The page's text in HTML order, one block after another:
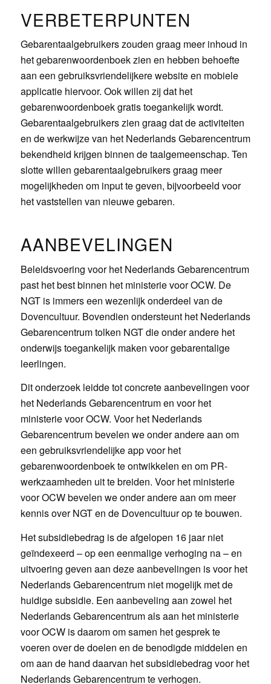
VERBETERPUNTEN
Gebarentaalgebruikers zouden graag meer inhoud in
het gebarenwoordenboek zien en hebben behoefte
aan een gebruiksvriendelijkere website en mobiele
applicatie hiervoor. Ook willen zij dat het
gebarenwoordenboek gratis toegankelijk wordt.
Gebarentaalgebruikers zien graag dat de activiteiten
en de werkwijze van het Nederlands Gebarencentrum
bekendheid krijgen binnen de taalgemeenschap. Ten
slotte willen gebarentaalgebruikers graag meer
mogelijkheden om input te geven, bijvoorbeeld voor
het vaststellen van nieuwe gebaren.
AANBEVELINGEN
Beleidsvoering voor het Nederlands Gebarencentrum
past het best binnen het ministerie voor OCW. De
NGT is immers een wezenlijk onderdeel van de
Dovencultuur. Bovendien ondersteunt het Nederlands
Gebarencentrum tolken NGT die onder andere het
onderwijs toegankelijk maken voor gebarentalige
leerlingen.
Dit onderzoek leidde tot concrete aanbevelingen voor
het Nederlands Gebarencentrum en voor het
ministerie voor OCW. Voor het Nederlands
Gebarencentrum bevelen we onder andere aan om
een gebruiksvriendelijke app voor het
gebarenwoordenboek te ontwikkelen en om PR-
werkzaamheden uit te breiden. Voor het ministerie
voor OCW bevelen we onder andere aan om meer
kennis over NGT en de Dovencultuur op te bouwen.
Het subsidiebedrag is de afgelopen 16 jaar niet
geïndexeerd – op een eenmalige verhoging na – en
uitvoering geven aan deze aanbevelingen is voor het
Nederlands Gebarencentrum niet mogelijk met de
huidige subsidie. Een aanbeveling aan zowel het
Nederlands Gebarencentrum als aan het ministerie
voor OCW is daarom om samen het gesprek te
voeren over de doelen en de benodigde middelen en
om aan de hand daarvan het subsidiebedrag voor het
Nederlands Gebarencentrum te verhogen.